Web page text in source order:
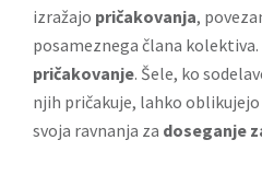
izražajo pričakovanja,
posameznega člana
pričakovanje. Šele, ko
njih pričakuje, lahko
svoja ravnanja za doseganje